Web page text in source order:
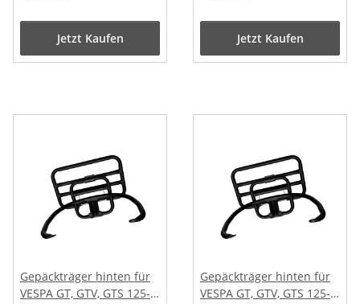
Jetzt Kaufen Jetzt Kaufen
Gepäckträger hinten für
VESPA GT, GTV, GTS 125-
Gepäckträger hinten für
VESPA GT, GTV, GTS 125-